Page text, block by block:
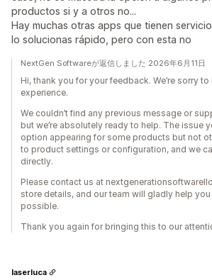
productos si y a otros no...
Hay muchas otras apps que tienen
lo solucionas rápido, pero con esta no
NextGen Softwareが返信しました 2026年6月11日
Hi, thank you for your feedback. We’re sorry
experience.
We couldn’t find any previous message or
but we’re absolutely ready to help. The issue
option appearing for some products but not
to product settings or configuration, and we
directly.
Please contact us at
store details, and our team will gladly help
possible.
Thank you again for bringing this to our
laserluca